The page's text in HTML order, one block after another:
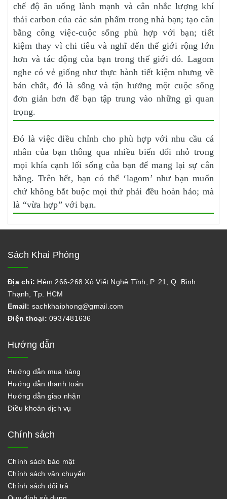
chế độ ăn uống lành mạnh và cân nhắc lượng khí
thải carbon của các sản phẩm trong nhà bạn; tạo cân
bằng công việc-cuộc sống phù hợp với bạn; tiết
kiệm thay vì chi tiêu và nghĩ đến thế giới rộng lớn
hơn và tác động của bạn trong thế giới đó. Lagom
nghe có vẻ giống như thực hành tiết kiệm nhưng về
bản chất, đó là sống và tận hưởng một cuộc sống
đơn giản hơn để bạn tập trung vào những gì quan
trọng.
Đó là việc điều chỉnh cho phù hợp với nhu cầu cá
nhân của bạn thông qua nhiều biến đổi nhỏ trong
mọi khía cạnh lối sống của bạn để mang lại sự cân
bằng. Trên hết, bạn có thể ‘lagom’ như bạn muốn
chứ không bắt buộc mọi thứ phải đều hoàn hảo; mà
là “vừa hợp” với bạn.
Sách Khai Phóng
Địa chỉ: Hẻm 266-268 Xô Viết Nghệ Tĩnh, P. 21, Q. Bình
Thạnh, Tp. HCM
Email: sachkhaiphong@gmail.com
Điện thoại: 0937481636
Hướng dẫn
Hướng dẫn mua hàng
Hướng dẫn thanh toán
Hướng dẫn giao nhận
Điều khoản dịch vụ
Chính sách
Chính sách bảo mật
Chính sách vận chuyển
Chính sách đổi trả